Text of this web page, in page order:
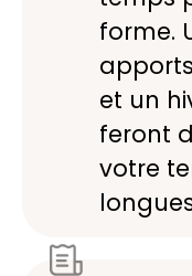
forme.
et un
feront
votre